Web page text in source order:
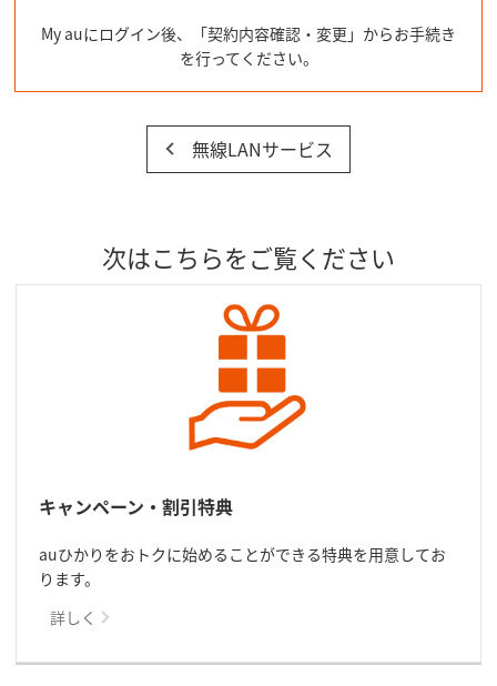
My auにログイン後、「契約内容確認・変更」からお手続き
を行ってください。
無線LANサービス
次はこちらをご覧ください
キャンペーン・割引特典
auひかりをおトクに始めることができる特典を用意してお
ります。
詳しく